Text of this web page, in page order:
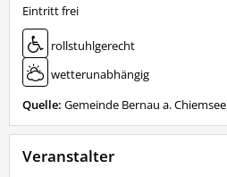
Eintritt frei
rollstuhlgerecht
wetterunabhängig
Quelle: Gemeinde Bernau a. Chiemsee
Veranstalter